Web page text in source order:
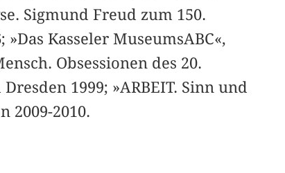
Sigmund Freud zum 150.
Kasseler MuseumsABC«,
Obsessionen des 20.
1999; »ARBEIT. Sinn und
2009-2010.